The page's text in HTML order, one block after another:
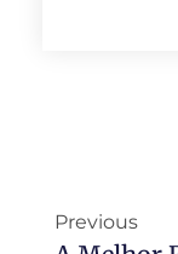
Previous